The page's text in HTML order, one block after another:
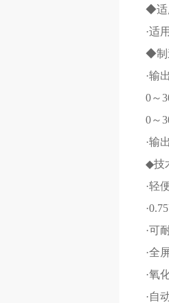
◆适
·适
◆制
·输
0～
0～
·输
◆技
·轻
·可
·全
·氧
·自